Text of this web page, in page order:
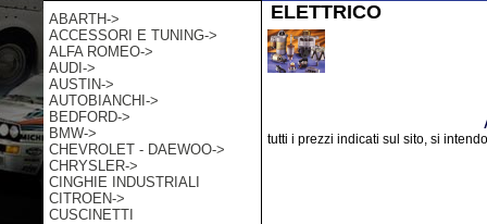
ABARTH->
ACCESSORI E TUNING->
ALFA ROMEO->
AUDI->
AUSTIN->
AUTOBIANCHI->
BEDFORD->
BMW->
CHEVROLET - DAEWOO->
CHRYSLER->
CINGHIE INDUSTRIALI
CITROEN->
CUSCINETTI
ELETTRICO
tutti i prezzi indicati sul sito, si